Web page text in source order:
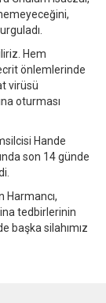
Hem
önlemlerinde
virüsü
oturması
Hande
son 14 günde
Harmancı,
tedbirlerinin
başka silahımız